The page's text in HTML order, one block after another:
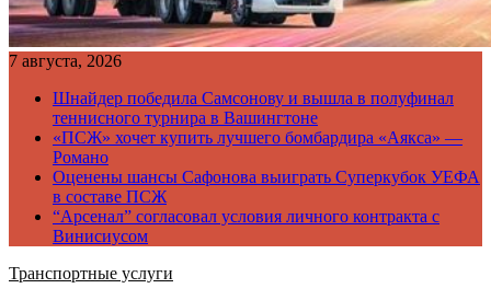
7 августа, 2026
Шнайдер победила Самсонову и вышла в полуфинал
теннисного турнира в Вашингтоне
«ПСЖ» хочет купить лучшего бомбардира «Аякса» —
Романо
Оценены шансы Сафонова выиграть Суперкубок УЕФА
в составе ПСЖ
“Арсенал” согласовал условия личного контракта с
Винисиусом
Транспортные услуги